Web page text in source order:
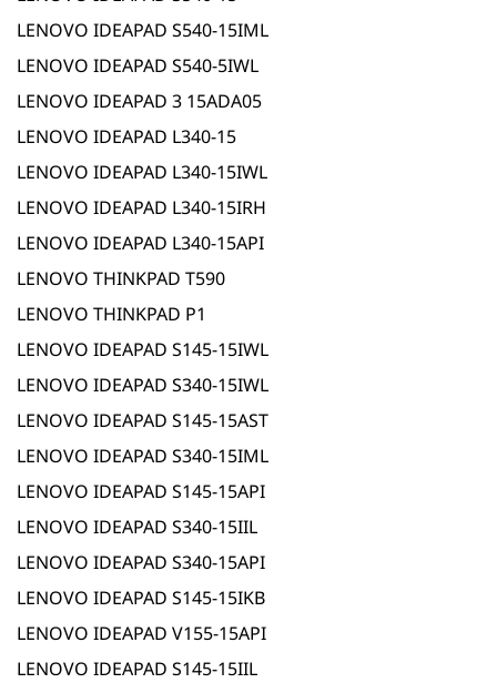
LENOVO IDEAPAD S540-15IML
LENOVO IDEAPAD S540-5IWL
LENOVO IDEAPAD 3 15ADA05
LENOVO IDEAPAD L340-15
LENOVO IDEAPAD L340-15IWL
LENOVO IDEAPAD L340-15IRH
LENOVO IDEAPAD L340-15API
LENOVO THINKPAD T590
LENOVO THINKPAD P1
LENOVO IDEAPAD S145-15IWL
LENOVO IDEAPAD S340-15IWL
LENOVO IDEAPAD S145-15AST
LENOVO IDEAPAD S340-15IML
LENOVO IDEAPAD S145-15API
LENOVO IDEAPAD S340-15IIL
LENOVO IDEAPAD S340-15API
LENOVO IDEAPAD S145-15IKB
LENOVO IDEAPAD V155-15API
LENOVO IDEAPAD S145-15IIL